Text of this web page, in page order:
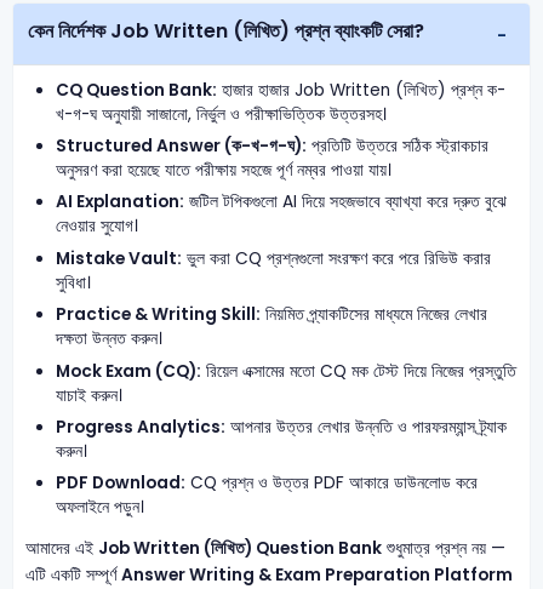
কেন নির্দেশক Job Written (লিখিত) প্রশ্ন ব্যাংকটি সেরা?
CQ Question Bank: হাজার হাজার Job Written (লিখিত) প্রশ্ন ক-
খ-গ-ঘ অনুযায়ী সাজানো, নির্ভুল ও পরীক্ষাভিত্তিক উত্তরসহ।
Structured Answer (ক-খ-গ-ঘ): প্রতিটি উত্তরে সঠিক স্ট্রাকচার
অনুসরণ করা হয়েছে যাতে পরীক্ষায় সহজে পূর্ণ নম্বর পাওয়া যায়।
AI Explanation: জটিল টপিকগুলো AI দিয়ে সহজভাবে ব্যাখ্যা করে দ্রুত বুঝে
নেওয়ার সুযোগ।
Mistake Vault: ভুল করা CQ প্রশ্নগুলো সংরক্ষণ করে পরে রিভিউ করার
সুবিধা।
Practice & Writing Skill: নিয়মিত প্র্যাকটিসের মাধ্যমে নিজের লেখার
দক্ষতা উন্নত করুন।
Mock Exam (CQ): রিয়েল এক্সামের মতো CQ মক টেস্ট দিয়ে নিজের প্রস্তুতি
যাচাই করুন।
Progress Analytics: আপনার উত্তর লেখার উন্নতি ও পারফরম্যান্স ট্র্যাক
করুন।
PDF Download: CQ প্রশ্ন ও উত্তর PDF আকারে ডাউনলোড করে
অফলাইনে পড়ুন।
আমাদের এই Job Written (লিখিত) Question Bankশুধুমাত্র প্রশ্ন নয় —
এটি একটি সম্পূর্ণAnswer Writing & Exam Preparation Platform